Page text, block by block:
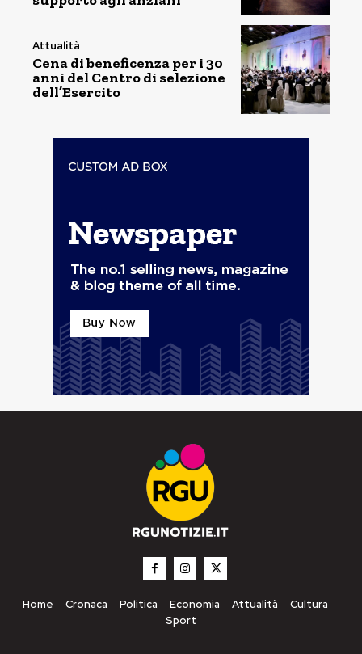
Attualità
Cena di beneficenza per i 30
anni del Centro di selezione
dell’Esercito
Home Cronaca Politica Economia Attualità
Cultura
Sport